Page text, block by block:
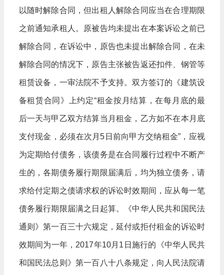
以随时解除合同，但出租人解除合同应当在合理期限
之前通知承租人。原被告均未提出在本案诉讼之前已
解除合同，在诉讼中，原告也未提出解除合同，在未
解除合同的情况下，原告主张被告返还扣件、钢管等
租赁设备，一审法院不予支持。双方签订的《建筑设
备租赁合同》上约定“租金按月结算，在每月底的最
后一天与甲乙双方结算当月租金，乙方如不在本月底
支付现金，必须在次月5日前向甲方交纳租金”，应视
为定期给付债务，该债务是在合同履行过程中不断产
生的，各期债务履行期限届满后，均为独立债务，请
求给付定期之债请求权的诉讼时效期间，应从每一笔
债务履行期限届满之日起算。《中华人民共和国民法
通则》第一百三十六规定，延付或拒付租金的诉讼时
效期间为一年，2017年10月1日施行的《中华人民共
和国民法总则》第一百八十八条规定，向人民法院请